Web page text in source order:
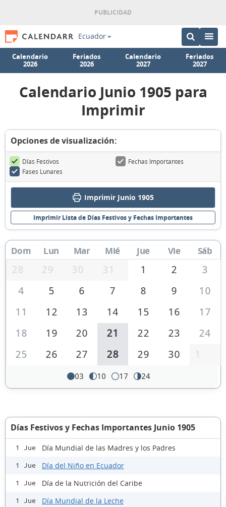
Ecuador
Calendario
2026
Feriados
2026
Calendario
2027
Feriados
2027
Calendario Junio 1905 para
Imprimir
Opciones de visualización:
Días Festivos
Fechas Importantes
Fases Lunares
Imprimir Junio 1905
Imprimir Lista de Días Festivos y Fechas Importantes
Dom Lun Mar Mié Jue Vie Sáb
28 29 30 31 1 2
3
4
5 6 7 8 9
10
11
12 13 14 15 16
17
18
19 20 21 22 23
24
25
26 27 28 29 30 1
03 10 17 24
Días Festivos y Fechas Importantes Junio 1905
1 Jue Día Mundial de las Madres y los Padres
1 Jue Día del Niño en Ecuador
1 Jue Día de la Nutrición del Caribe
1 Jue Día Mundial de la Leche